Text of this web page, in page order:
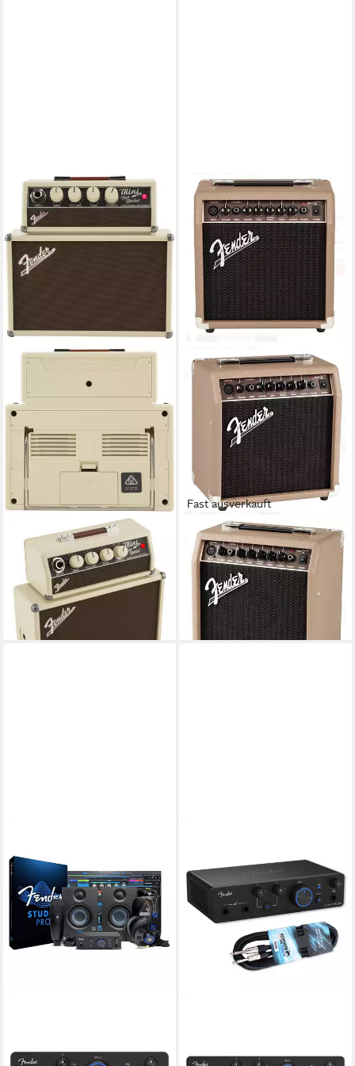
FENDER
Verstärker (Mini Tone Master
Amplifier - leichter Combo
Verstärker für E-Gitarre)
74,52 €
lieferbar - in 3-4 Werktagen bei dir
Fast ausverkauft
FENDER
Verstärker (Acoustasonic 15 -
Akustikgitarren Verstärker)
145,80 €
lieferbar - in 3-4 Werktagen bei dir